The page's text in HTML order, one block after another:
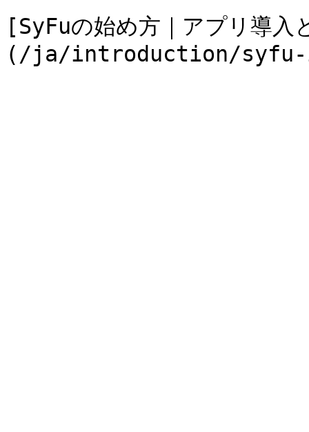
[SyFuの始め方｜アプリ導入